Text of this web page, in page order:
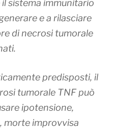
sistema immunitario
e a rilasciare
di necrosi tumorale
predisposti, il
tumorale TNF può
ipotensione,
morte improvvisa